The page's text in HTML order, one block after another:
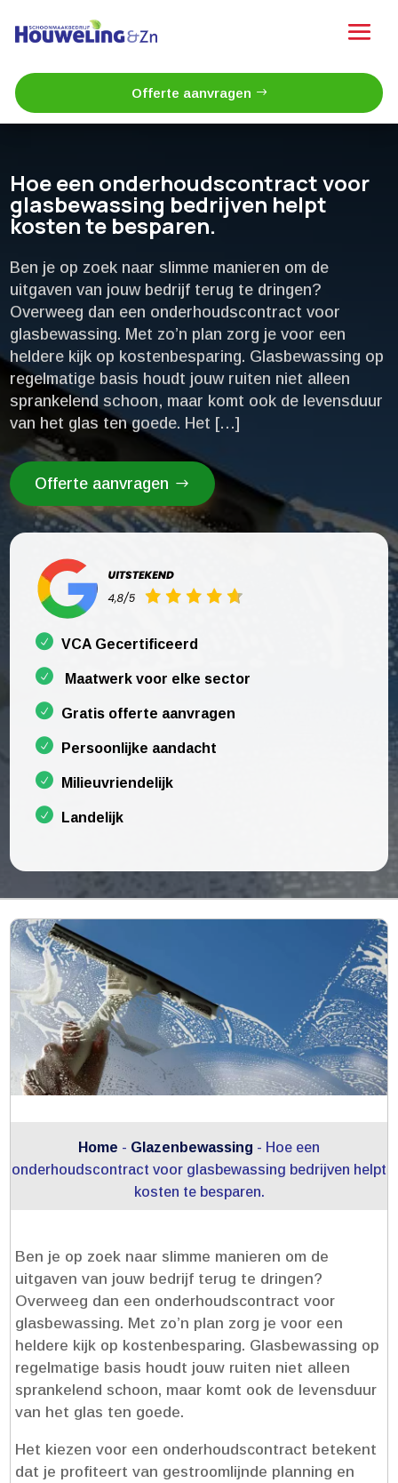
Offerte aanvragen
Hoe een onderhoudscontract voor
glasbewassing bedrijven helpt
kosten te besparen.​
Ben je op zoek naar slimme manieren om de
uitgaven van jouw bedrijf terug te dringen?
Overweeg dan een onderhoudscontract voor
glasbewassing.​ Met zo’n plan zorg je voor een
heldere kijk op kostenbesparing.​ Glasbewassing op
regelmatige basis houdt jouw ruiten niet alleen
sprankelend schoon, maar komt ook de levensduur
van het glas ten goede.​ Het […]
Offerte aanvragen
VCA Gecertificeerd
Maatwerk voor elke sector
Gratis offerte aanvragen
Persoonlijke aandacht
Milieuvriendelijk
Landelijk
Home - Glazenbewassing - Hoe een
onderhoudscontract voor glasbewassing bedrijven helpt
kosten te besparen.​
Ben je op zoek naar slimme manieren om de
uitgaven van jouw bedrijf terug te dringen?
Overweeg dan een onderhoudscontract voor
glasbewassing.​ Met zo’n plan zorg je voor een
heldere kijk op kostenbesparing.​ Glasbewassing op
regelmatige basis houdt jouw ruiten niet alleen
sprankelend schoon, maar komt ook de levensduur
van het glas ten goede.​
Het kiezen voor een onderhoudscontract betekent
dat je profiteert van gestroomlijnde planning en